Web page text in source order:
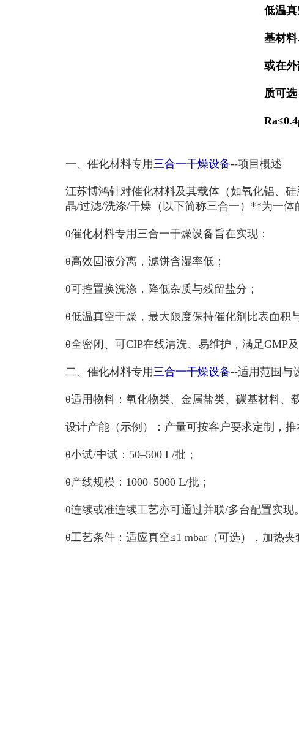
低温
基材
或在
质可
一、 催化材料专用 三合一干燥设备--项目概述
江苏博鸿针对催化材料及其载体（如氧化铝、
晶/过滤/洗涤/干燥（以下简称三合一） **为一体
θ催化材料专用三合一干燥设备旨在实现：
θ高效固液分离，滤饼含湿率低；
θ可控置换洗涤，降低杂质与残留盐分；
θ低温真空干燥，最大限度保持催化剂比表面积
θ全密闭、可CIP在线清洗、易维护，满足GMP
二、 催化材料专用 三合一干燥设备--适用范围与
θ适用物料：氧化物类、金属盐类、碳基材料、
设计产能（示例）：产量可按客户要求定制，推
θ小试/中试： 50–500 L/批；
θ产线规模： 1000–5000 L/批；
θ连续或准连续工艺亦可通过并联/多台配置实现。
θ工艺条件：适应真空≤1 mbar （可选），加热